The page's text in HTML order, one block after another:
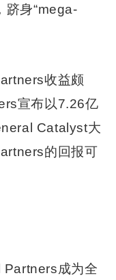
跻身“mega-
收益颇
宣布以7.26亿
Catalyst大
的回报可
Partners成为全